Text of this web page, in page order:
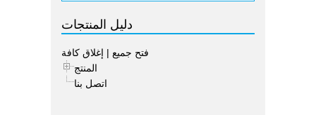
دليل المنتجات
فتح جميع | إغلاق كافة
المنتج
اتصل بنا